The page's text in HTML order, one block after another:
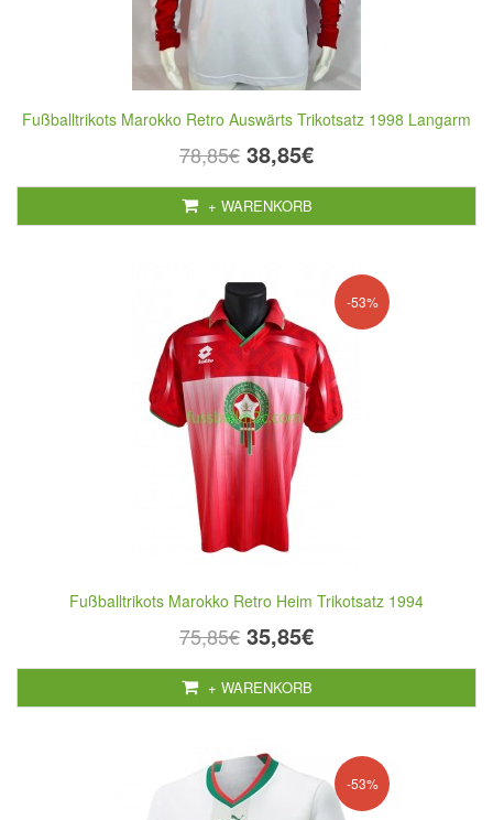
Fußballtrikots Marokko Retro Auswärts Trikotsatz 1998 Langarm
78,85€ 38,85€
+ WARENKORB
-53%
Fußballtrikots Marokko Retro Heim Trikotsatz 1994
75,85€ 35,85€
+ WARENKORB
-53%